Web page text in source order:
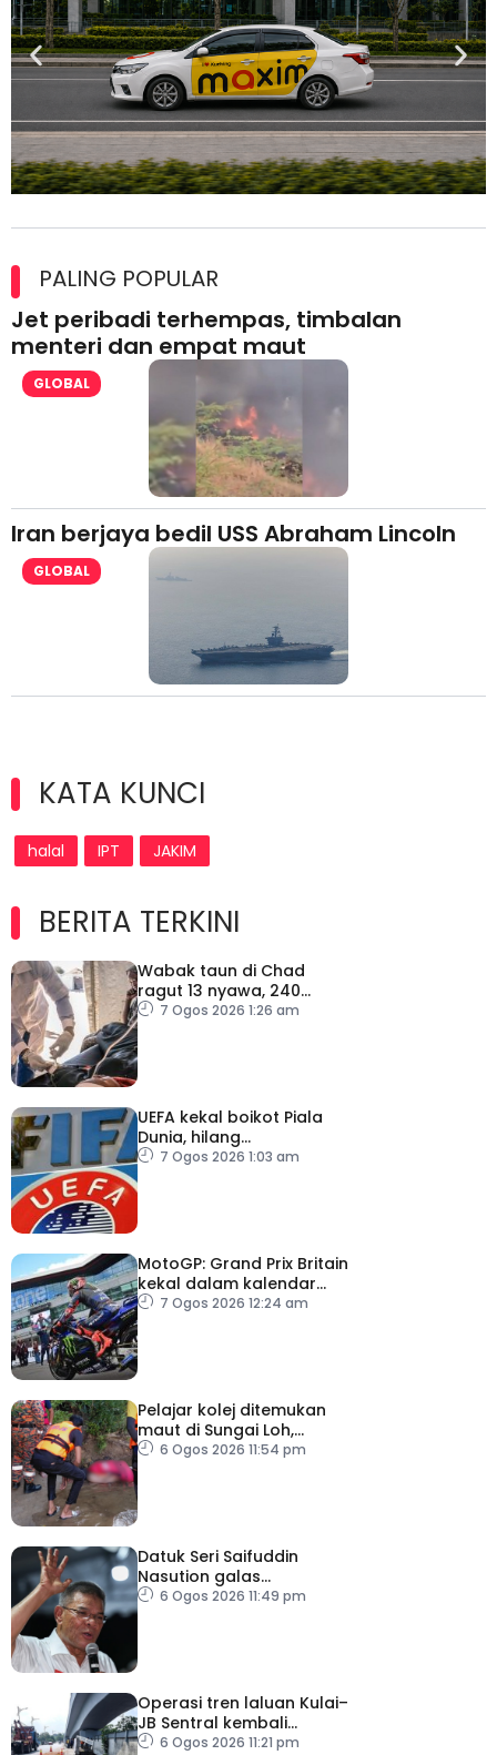
lesen separuh pertama 2026
PALING POPULAR
Jet peribadi terhempas, timbalan
menteri dan empat maut
GLOBAL
Iran berjaya bedil USS Abraham Lincoln
GLOBAL
KATA KUNCI
halal IPT JAKIM
BERITA TERKINI
Wabak taun di Chad
ragut 13 nyawa, 240
dijangkiti
7 Ogos 2026 1:26 am
UEFA kekal boikot Piala
Dunia, hilang
kepercayaan kepada
7 Ogos 2026 1:03 am
MotoGP: Grand Prix Britain
kekal dalam kalendar
hingga 2028
7 Ogos 2026 12:24 am
Pelajar kolej ditemukan
maut di Sungai Loh,
Dungun
6 Ogos 2026 11:54 pm
Datuk Seri Saifuddin
Nasution galas
sementara tugas
6 Ogos 2026 11:49 pm
Operasi tren laluan Kulai–
JB Sentral kembali
beroperasi
6 Ogos 2026 11:21 pm